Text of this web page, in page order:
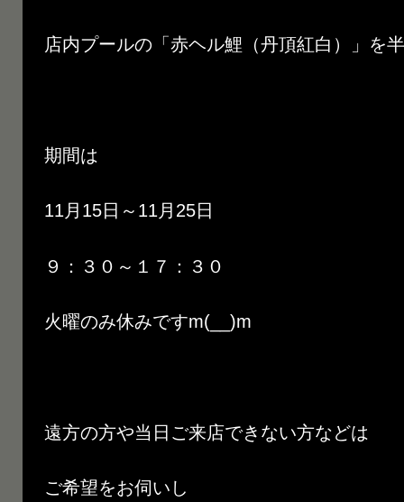
店内プールの「赤ヘル鯉（丹頂紅白）」を
期間は
11月15日～11月25日
９：３０～１７：３０
火曜のみ休みですm(__)m
遠方の方や当日ご来店できない方などは
ご希望をお伺いし